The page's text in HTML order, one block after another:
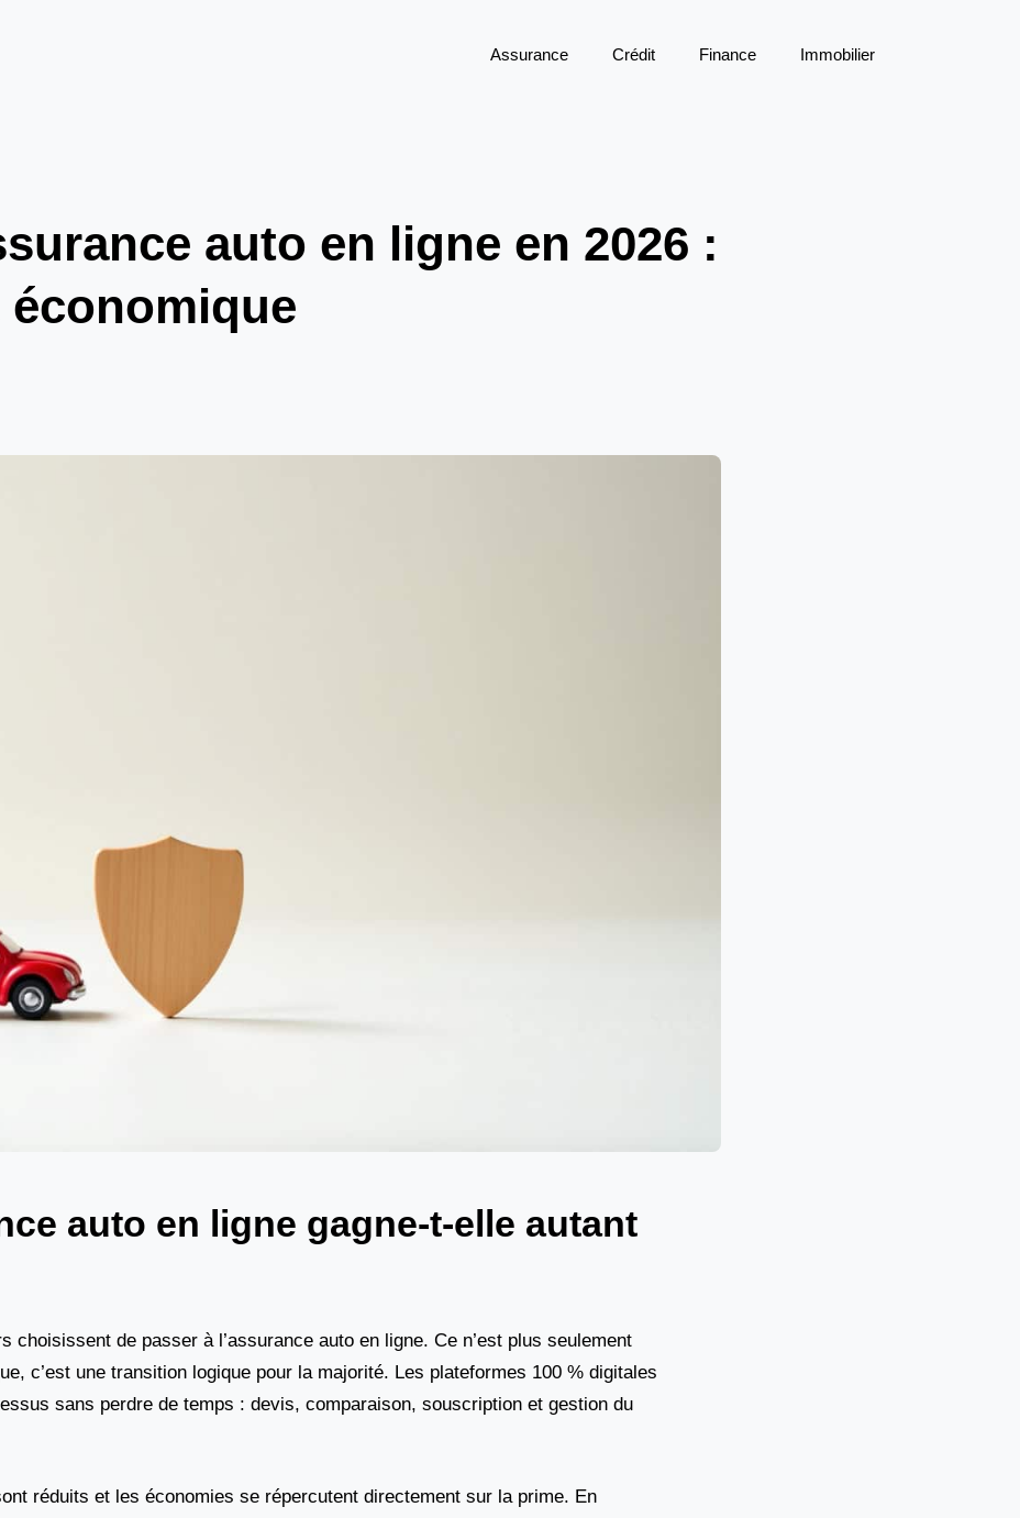
Assurance Crédit Finance Immobilier
auto en ligne en 2026 :
auto en ligne gagne-t-elle autant
choisissent de passer à l’assurance auto en ligne. Ce n’est plus seulement
c’est une transition logique pour la majorité. Les plateformes 100 % digitales
sans perdre de temps : devis, comparaison, souscription et gestion du
réduits et les économies se répercutent directement sur la prime. En